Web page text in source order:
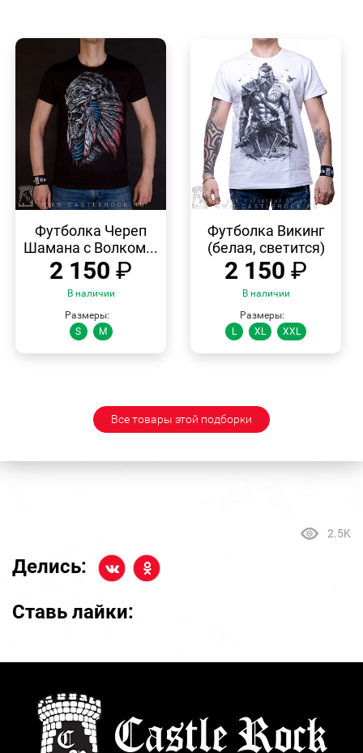
ПРОСМОТР
Футболка Череп
Шамана с Волком...
2 150 ₽
В наличии
Размеры:
S
M
ПРОСМОТР
Футболка Викинг
(белая, светится)
2 150 ₽
В наличии
Размеры:
L
XL XXL
Все товары этой подборки
2.5K
Делись:
Ставь лайки: